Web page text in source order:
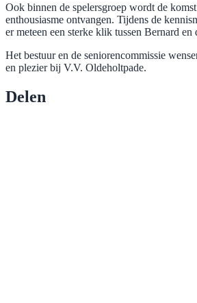
Ook binnen de spelersgroep wordt de
enthousiasme ontvangen. Tijdens de
er meteen een sterke klik tussen Bernard en
Het bestuur en de seniorencommissie
en plezier bij V.V. Oldeholtpade.
Delen